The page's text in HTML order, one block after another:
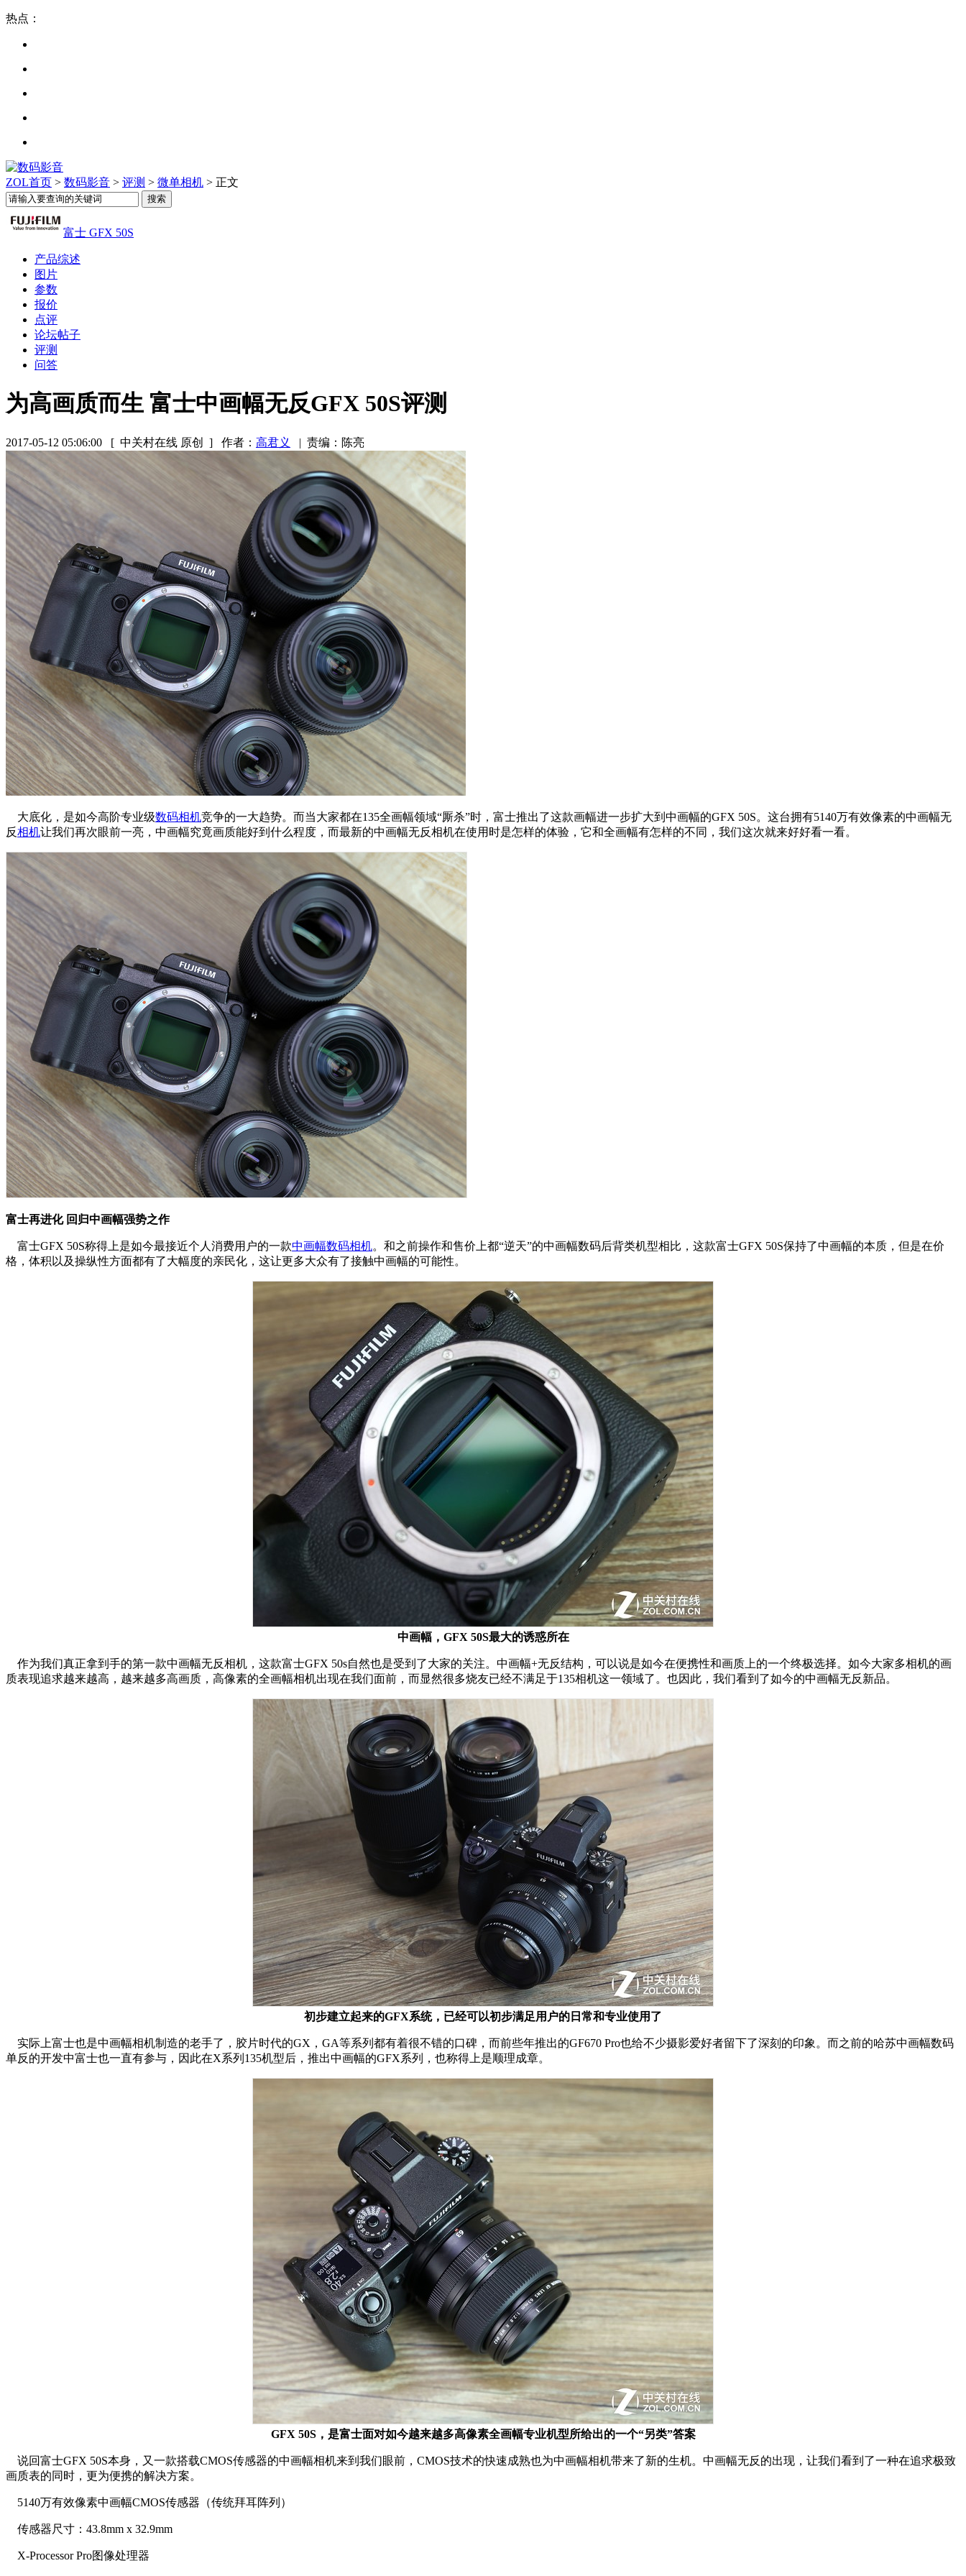
热点：
ZOL首页 > 数码影音 > 评测 > 微单相机 > 正文
富士 GFX 50S
产品综述
图片
参数
报价
点评
论坛帖子
评测
问答
为高画质而生 富士中画幅无反GFX 50S评测
2017-05-12 05:06:00 [ 中关村在线 原创 ] 作者： 高君义 | 责编：陈亮
大底化，是如今高阶专业级数码相机竞争的一大趋势。而当大家都在135全画幅领域“厮杀”时，富士推出了这款画幅进一步扩大到中画幅的GFX 50S。这台拥有5140万有效像素的中画幅无
反相机让我们再次眼前一亮，中画幅究竟画质能好到什么程度，而最新的中画幅无反相机在使用时是怎样的体验，它和全画幅有怎样的不同，我们这次就来好好看一看。
富士再进化 回归中画幅强势之作
富士GFX 50S称得上是如今最接近个人消费用户的一款中画幅数码相机。和之前操作和售价上都“逆天”的中画幅数码后背类机型相比，这款富士GFX 50S保持了中画幅的本质，但是在价
格，体积以及操纵性方面都有了大幅度的亲民化，这让更多大众有了接触中画幅的可能性。
中画幅，GFX 50S最大的诱惑所在
作为我们真正拿到手的第一款中画幅无反相机，这款富士GFX 50s自然也是受到了大家的关注。中画幅+无反结构，可以说是如今在便携性和画质上的一个终极选择。如今大家多相机的画
质表现追求越来越高，越来越多高画质，高像素的全画幅相机出现在我们面前，而显然很多烧友已经不满足于135相机这一领域了。也因此，我们看到了如今的中画幅无反新品。
初步建立起来的GFX系统，已经可以初步满足用户的日常和专业使用了
实际上富士也是中画幅相机制造的老手了，胶片时代的GX，GA等系列都有着很不错的口碑，而前些年推出的GF670 Pro也给不少摄影爱好者留下了深刻的印象。而之前的哈苏中画幅数码
单反的开发中富士也一直有参与，因此在X系列135机型后，推出中画幅的GFX系列，也称得上是顺理成章。
GFX 50S，是富士面对如今越来越多高像素全画幅专业机型所给出的一个“另类”答案
说回富士GFX 50S本身，又一款搭载CMOS传感器的中画幅相机来到我们眼前，CMOS技术的快速成熟也为中画幅相机带来了新的生机。中画幅无反的出现，让我们看到了一种在追求极致
画质表的同时，更为便携的解决方案。
5140万有效像素中画幅CMOS传感器（传统拜耳阵列）
传感器尺寸：43.8mm x 32.9mm
X-Processor Pro图像处理器